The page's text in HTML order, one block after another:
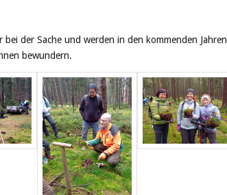
der Sache und werden in den kommenden Jahren
bewundern.